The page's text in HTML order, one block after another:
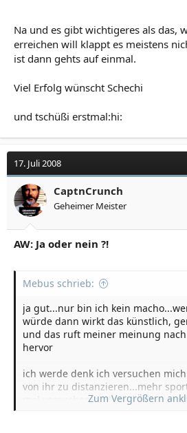
Na und es gibt wichtigeres als das,
erreichen will klappt es meistens
ist dann gehts auf einmal.
Viel Erfolg wünscht Schechi
und tschüßi erstmal:hi:
17. Juli 2008
CaptnCrunch
Geheimer Meister
AW: Ja oder nein ?!
Mebus schrieb:
ja gut...nur bin ich kein
würde dann wirkt das künstlich,
und das ruft meiner meinung
hervor
ich werde denk ich versuchen
von ihr zu distanzieren...mehr
mal versuchen andere mädls
Zum Vergrößern